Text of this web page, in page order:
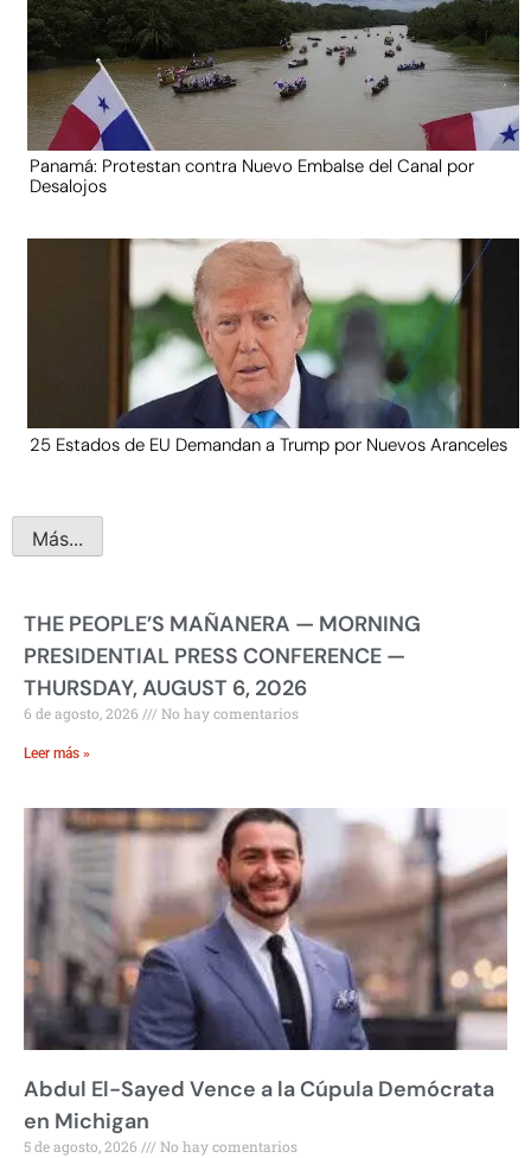
Panamá: Protestan contra Nuevo Embalse del Canal por
Desalojos
25 Estados de EU Demandan a Trump por Nuevos Aranceles
Más...
THE PEOPLE’S MAÑANERA — MORNING
PRESIDENTIAL PRESS CONFERENCE —
THURSDAY, AUGUST 6, 2026
6 de agosto, 2026 No hay comentarios
Leer más »
Abdul El-Sayed Vence a la Cúpula Demócrata
en Michigan
5 de agosto, 2026 No hay comentarios